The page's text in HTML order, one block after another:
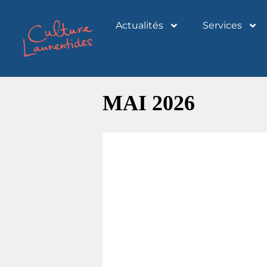
Actualités Services
MAI 2026